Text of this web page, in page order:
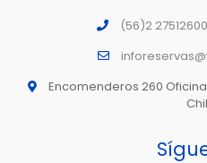
(56)2
Encomenderos 260